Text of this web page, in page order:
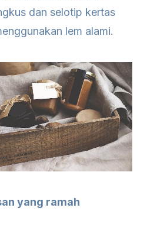
dan selotip kertas
lem alami.
yang ramah